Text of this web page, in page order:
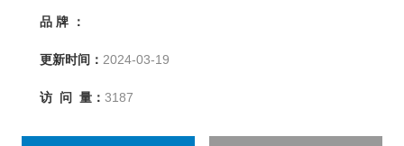
品 牌 ：
更新时间： 2024-03-19
访 问 量： 3187